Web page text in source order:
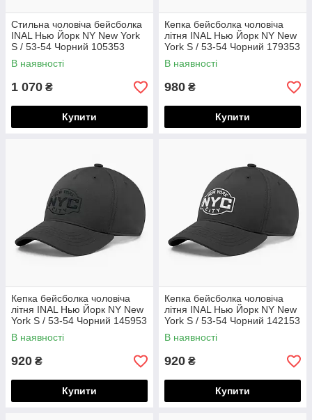
Стильна чоловіча бейсболка
INAL Нью Йорк NY New York
S / 53-54 Чорний 105353
В наявності
1 070 ₴
Купити
Кепка бейсболка чоловіча
літня INAL Нью Йорк NY New
York S / 53-54 Чорний 179353
В наявності
980 ₴
Купити
Кепка бейсболка чоловіча
літня INAL Нью Йорк NY New
York S / 53-54 Чорний 145953
В наявності
920 ₴
Купити
Кепка бейсболка чоловіча
літня INAL Нью Йорк NY New
York S / 53-54 Чорний 142153
В наявності
920 ₴
Купити